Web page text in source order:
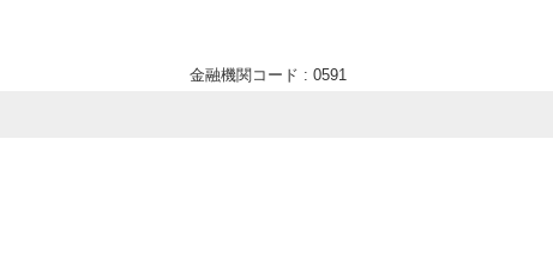
金融機関コード : 0591